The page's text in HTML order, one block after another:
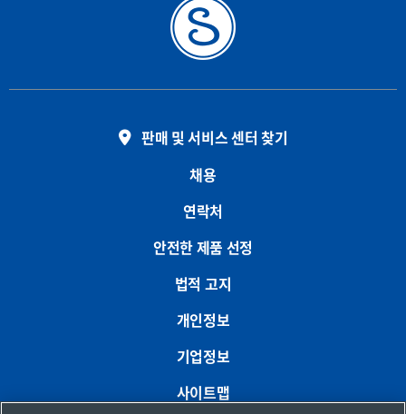
판매 및 서비스 센터 찾기
채용
연락처
안전한 제품 선정
법적 고지
개인정보
기업정보
사이트맵